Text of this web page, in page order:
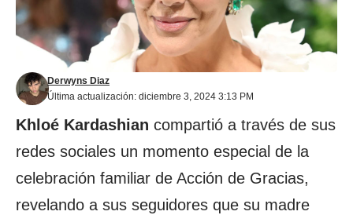
Última actualización: diciembre 3, 2024 3:13 PM
Derwyns Diaz
Khloé Kardashian compartió a través de sus
redes sociales un momento especial de la
celebración familiar de Acción de Gracias,
revelando a sus seguidores que su madre